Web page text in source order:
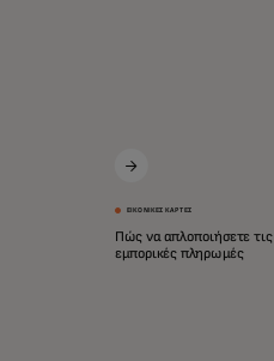
ΕΙΚΟΝΙΚΈΣ ΚΆΡΤΕΣ
Πώς να απλοποιήσετε τις
εμπορικές πληρωμές